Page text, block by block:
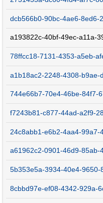
dcb566b0-90bc-4ae6-8ed6-
a193822c-40bf-49ec-a11a-
78ffcc18-7131-4353-a5eb-
a1b18ac2-2248-4308-b9ae-
744e66b7-70e4-46be-84f7-
f7243b81-c877-44ad-a2f9-
24c8abb1-e6b2-4aa4-99a7-
a61962c2-0901-46d9-85ab-
5b353e5a-3934-40e4-9650-
8cbbd97e-ef08-4342-929a-